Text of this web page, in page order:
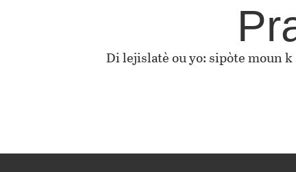
Di lejislatè ou yo: sipòte moun